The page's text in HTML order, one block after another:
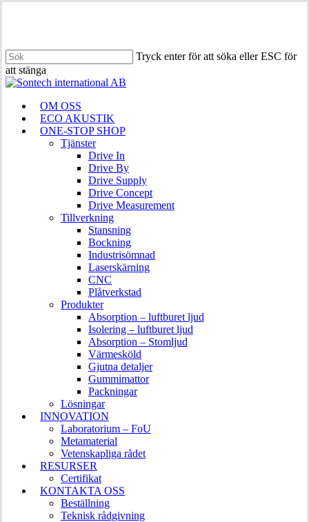
Tryck enter för att söka eller ESC för
att stänga
Stäng
Meny
OM OSS
ECO AKUSTIK
ONE-STOP SHOP
Tjänster
Drive In
Drive By
Drive Supply
Drive Concept
Drive Measurement
Tillverkning
Stansning
Bockning
Industrisömnad
Laserskärning
CNC
Plåtverkstad
Produkter
Absorption – luftburet ljud
Isolering – luftburet ljud
Absorption – Stomljud
Värmesköld
Gjutna detaljer
Gummimattor
Packningar
Lösningar
INNOVATION
Laboratorium – FoU
Metamaterial
Vetenskapliga rådet
RESURSER
Certifikat
KONTAKTA OSS
Beställning
Teknisk rådgivning